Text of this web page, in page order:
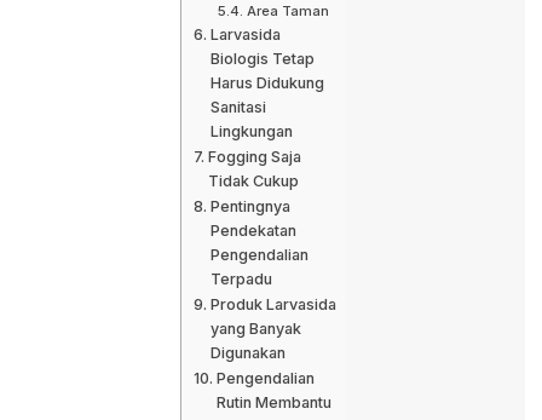
Area Taman
Larvasida
Biologis Tetap
Harus Didukung
Sanitasi
Lingkungan
Fogging Saja
Tidak Cukup
Pentingnya
Pendekatan
Pengendalian
Terpadu
Produk Larvasida
yang Banyak
Digunakan
Pengendalian
Rutin Membantu